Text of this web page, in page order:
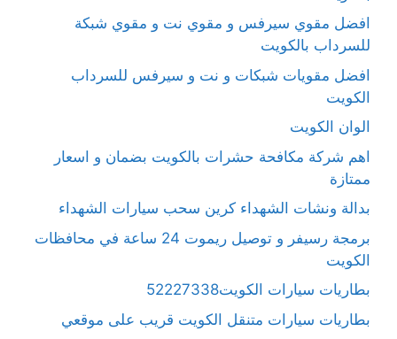
افضل مقوي سيرفس و مقوي نت و مقوي شبكة
للسرداب بالكويت
افضل مقويات شبكات و نت و سيرفس للسرداب
الكويت
الوان الكويت
اهم شركة مكافحة حشرات بالكويت بضمان و اسعار
ممتازة
بدالة ونشات الشهداء كرين سحب سيارات الشهداء
برمجة رسيفر و توصيل ريموت 24 ساعة في محافظات
الكويت
بطاريات سيارات الكويت52227338
بطاريات سيارات متنقل الكويت قريب على موقعي